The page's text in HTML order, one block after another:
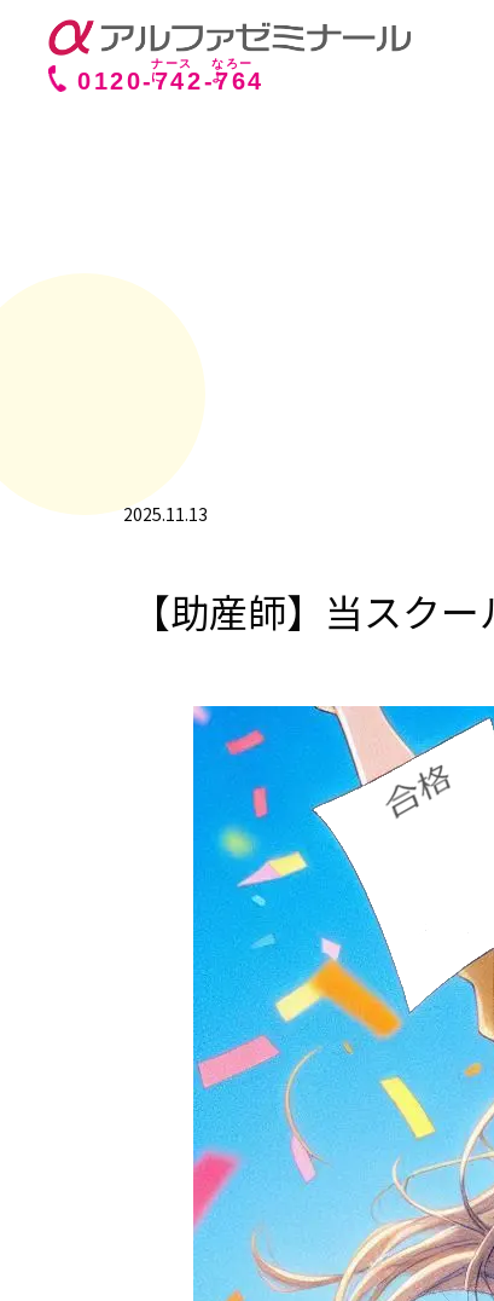
0120-742-764
2025.11.13
【助産師】当スク